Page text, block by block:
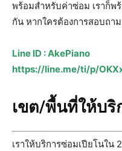
พร้อมสำหรับค่าซ่อม เราก็พ
กัน หากใครต้องการสอบถา
Line ID : AkePiano
https://line.me/ti/p/
เขต/พื้นที่ให้บริ
เราให้บริการซ่อมเปียโนใน